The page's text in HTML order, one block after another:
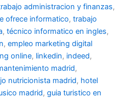
administracion y finanzas,
ofrece informatico, trabajo
, técnico informatico en ingles,
, empleo marketing digital
online, linkedin, indeed,
madrid,
nutricionista madrid, hotel
madrid, guia turistico en